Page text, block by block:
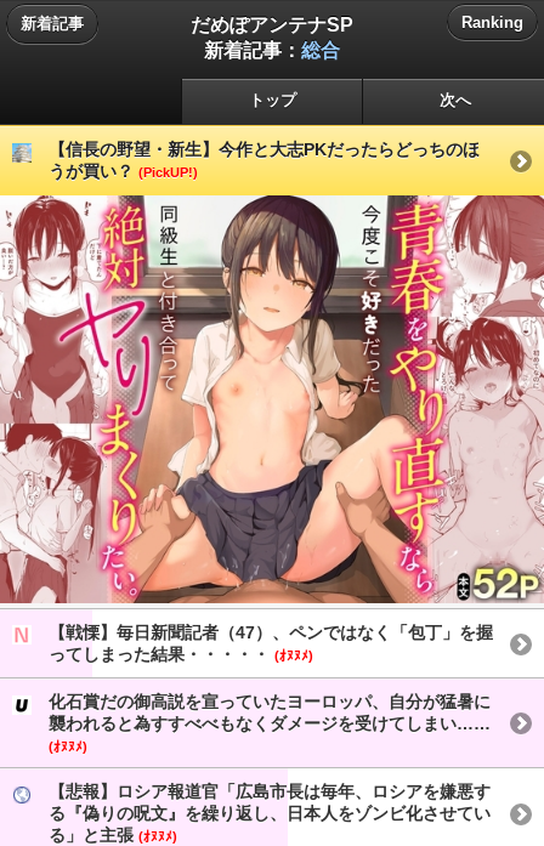
新着記事
だめぽアンテナSP
新着記事： 総合
Ranking
トップ 次へ
【信長の野望・新生】今作と大志PKだったらどっちのほ
うが買い？ (PickUP!)
【戦慄】毎日新聞記者（47）、ペンではなく「包丁」を握
ってしまった結果・・・・・
(ｵﾇﾇﾒ)
化石賞だの御高説を宣っていたヨーロッパ、自分が猛暑に
襲われると為すすべべもなくダメージを受けてしまい……
(ｵﾇﾇﾒ)
【悲報】ロシア報道官「広島市長は毎年、ロシアを嫌悪す
る『偽りの呪文』を繰り返し、日本人をゾンビ化させてい
る」と主張 (ｵﾇﾇﾒ)